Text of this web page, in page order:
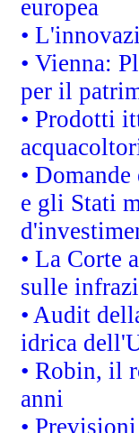
europea
•
• Vienna:
per il
• Prodotti
•
e gli Stati
• La Corte
sulle
• Audit
idrica
• Robin, il
anni
•